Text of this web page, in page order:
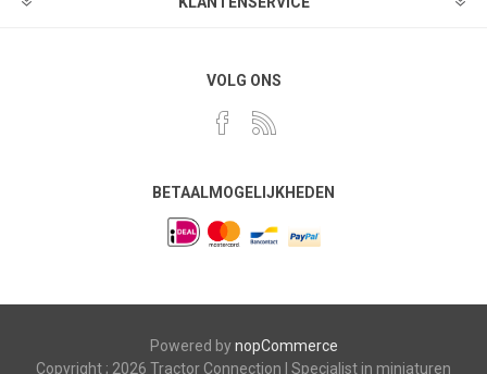
VOLG ONS
BETAALMOGELIJKHEDEN
Powered bynopCommerce
Copyright ; 2026 Tractor Connection | Specialist in miniaturen